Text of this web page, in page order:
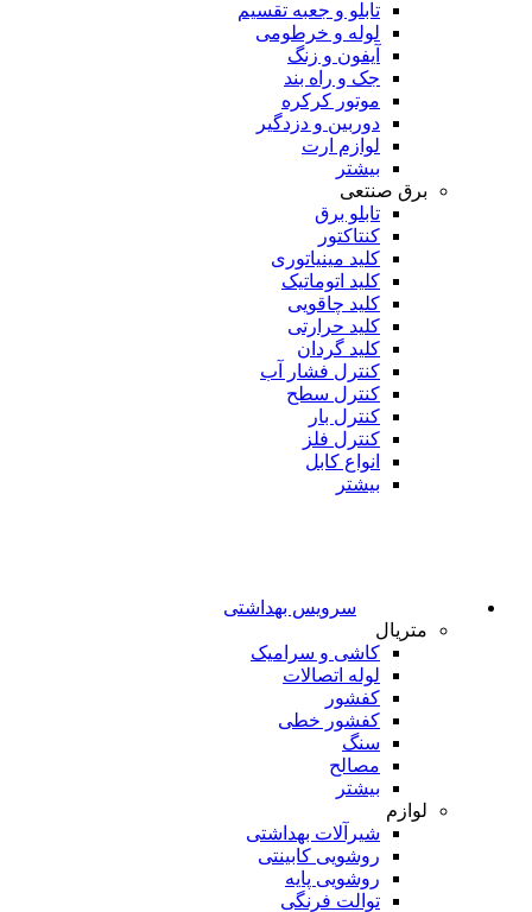
تابلو و جعبه تقسیم
لوله و خرطومی
آیفون و زنگ
جک و راه بند
موتور کرکره
دوربین و دزدگیر
لوازم ارت
بیشتر
برق صنتعی
تابلو برق
کنتاکتور
کلید مینیاتوری
کلید اتوماتیک
کلید چاقویی
کلید حرارتی
کلید گردان
کنترل فشار آب
کنترل سطح
کنترل بار
کنترل فلز
انواع کابل
بیشتر
سرویس بهداشتی
متریال
کاشی و سرامیک
لوله اتصالات
کفشور
کفشور خطی
سنگ
مصالح
بیشتر
لوازم
شیرآلات بهداشتی
روشویی کابینتی
روشویی پایه
توالت فرنگی